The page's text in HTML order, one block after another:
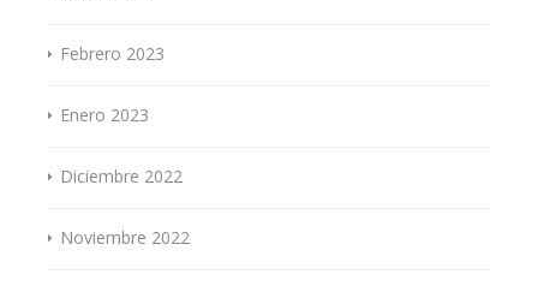
Febrero 2023
Enero 2023
Diciembre 2022
Noviembre 2022